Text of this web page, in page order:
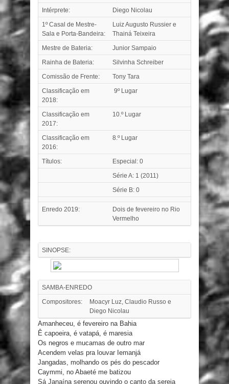
Intérprete:
Diego Nicolau
1º Casal de Mestre-
Sala e Porta-Bandeira:
Luiz Augusto Russier e
Thainá Teixeira
Mestre de Bateria:
Junior Sampaio
Rainha de Bateria:
Silvinha Schreiber
Comissão de Frente:
Tony Tara
Classificação em
2018:
9º Lugar
Classificação em
2017:
10.º Lugar
Classificação em
2016:
8.º Lugar
Títulos:
Especial: 0
Série A: 1 (2011)
Série B: 0
Enredo 2019:
Dois de fevereiro no Rio
Vermelho
SINOPSE:
SAMBA-ENREDO
Compositores:
Moacyr Luz, Claudio Russo e
Diego Nicolau
Amanheceu, é fevereiro na Bahia
Ê capoeira, é vatapá, é maresia
Os negros e mucamas de outro mar
Acendem velas pra louvar Iemanjá
Jangadas, molhando os pés do pescador
Caymmi, no Abaeté me batizou
Sá Janaína serenou ouvindo o canto da sereia